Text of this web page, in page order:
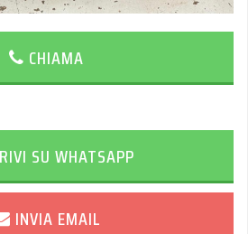
CHIAMA
SU WHATSAPP
INVIA EMAIL